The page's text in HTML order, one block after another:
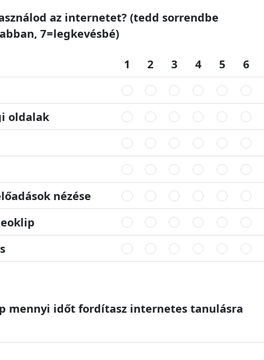
az internetet? (tedd sorrendbe
7=legkevésbé)
1 2 3 4 5 6
oldalak
nézése
mennyi időt fordítasz internetes tanulásra